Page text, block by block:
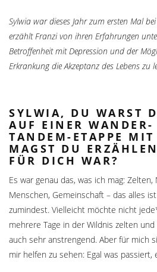
Sylwia war dieses Jahr zum ersten Mal
erzählt Franzi von ihren Erfahrungen
Betroffenheit mit Depression und der
Erkrankung die Akzeptanz des Lebens zu
SYLWIA, DU WARST
AUF EINER
TANDEM-ETAPPE
MAGST DU
FÜR DICH WAR?
Es war genau das, was ich mag:
Menschen, Gemeinschaft – das alles
zumindest. Vielleicht möchte nicht
mehrere Tage in der Wildnis zelten
auch sehr anstrengend. Aber für mich
mir helfen zu sehen: Egal was passiert,